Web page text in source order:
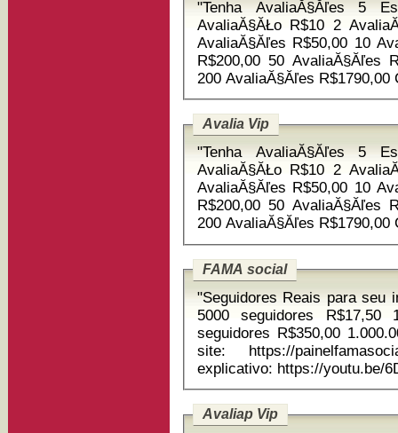
"Tenha AvaliaĂ§Ăľes 5
AvaliaĂ§ĂŁo R$10 2
AvaliaĂ§Ăľes R$50,00 10 AvaliaĂ§Ăľes R$100,00 20 AvaliaĂ§Ăľes
R$200,00 50 AvaliaĂ§Ăľes R$497,00 100 AvaliaĂ§Ăľes R$985,00
Avalia Vip
"Tenha AvaliaĂ§Ăľes 5
AvaliaĂ§ĂŁo R$10 2
AvaliaĂ§Ăľes R$50,00 10 AvaliaĂ§Ăľes R$100,00 20 AvaliaĂ§Ăľes
R$200,00 50 AvaliaĂ§Ăľes R$497,00 100 AvaliaĂ§Ăľes R$985,00
FAMA social
"Seguidores Reais para seu insta 1000
5000 seguidores R$17,50
seguidores R$350,00 1.000.000
site: https://
explicativo: https://youtu.be/
Avaliap Vip